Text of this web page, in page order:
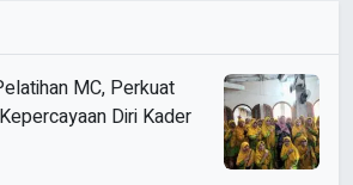
MC, Perkuat
Diri Kader